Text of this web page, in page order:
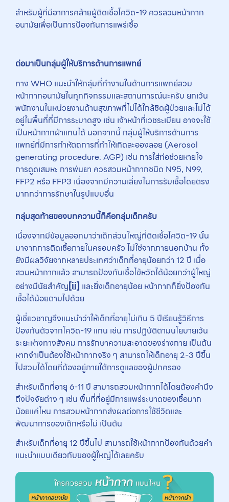
สำหรับผู้ที่มีอาการคล้ายผู้ติดเชื้อโควิด-19 ควรสวมหน้ากาก
อนามัยเพื่อเป็นการป้องกันการแพร่เชื้อ
ต่อมาเป็นกลุ่มผู้ให้บริการด้านการแพทย์
ทาง WHO แนะนำให้กลุ่มที่ทำงานในด้านการแพทย์สวม
หน้ากากอนามัยในทุกกิจกรรมและสถานการณ์นะครับ ยกเว้น
พนักงานในหน่วยงานด้านสุขภาพที่ไม่ได้ใกล้ชิดผู้ป่วยและไม่ได้
อยู่ในพื้นที่ที่มีการระบาดสูง เช่น เจ้าหน้าที่เวชระเบียน อาจจะใช้
เป็นหน้ากากผ้าแทนได้ นอกจากนี้ กลุ่มผู้ให้บริการด้านการ
แพทย์ที่มีการทำหัตถการที่ทำให้เกิดละอองลอย (Aerosol
generating procedure: AGP) เช่น การใส่ท่อช่วยหายใจ
การดูดเสมหะ การพ่นยา ควรสวมหน้ากากชนิด N95, N99,
FFP2 หรือ FFP3 เนื่องจากมีความเสี่ยงในการรับเชื้อโดยตรง
มากกว่าการรักษาในรูปแบบอื่น
กลุ่มสุดท้ายของบทความนี้ก็คือกลุ่มเด็กครับ
เนื่องจากมีข้อมูลออกมาว่าเด็กส่วนใหญ่ที่ติดเชื้อโควิด-19 นั้น
มาจากการติดเชื้อภายในครอบครัว ไม่ใช่จากภายนอกบ้าน ทั้ง
ยังมีผลวิจัยจากหลายประเทศว่าเด็กที่อายุน้อยกว่า 12 ปี เมื่อ
สวมหน้ากากแล้ว สามารถป้องกันเชื้อไข้หวัดได้น้อยกว่าผู้ใหญ่
อย่างมีนัยสำคัญ[ii] และยิ่งเด็กอายุน้อย หน้ากากก็ยิ่งป้องกัน
เชื้อได้น้อยตามไปด้วย
ผู้เชี่ยวชาญจึงแนะนำว่าให้เด็กที่อายุไม่เกิน 5 ปีเรียนรู้วิธีการ
ป้องกันตัวจากโควิด-19 แทน เช่น การปฏิบัติตามนโยบายเว้น
ระยะห่างทางสังคม การรักษาความสะอาดของร่างกาย เป็นต้น
หากจำเป็นต้องใช้หน้ากากจริง ๆ สามารถให้เด็กอายุ 2-3 ปีขึ้น
ไปสวมได้โดยที่ต้องอยู่ภายใต้การดูแลของผู้ปกครอง
สำหรับเด็กที่อายุ 6-11 ปี สามารถสวมหน้ากากได้โดยต้องคำนึง
ถึงปัจจัยต่าง ๆ เช่น พื้นที่ที่อยู่มีการแพร่ระบาดของเชื้อมาก
น้อยแค่ไหน การสวมหน้ากากส่งผลต่อการใช้ชีวิตและ
พัฒนาการของเด็กหรือไม่ เป็นต้น
สำหรับเด็กที่อายุ 12 ปีขึ้นไป สามารถใช้หน้ากากป้องกันด้วยคำ
แนะนำแบบเดียวกับของผู้ใหญ่ได้เลยครับ